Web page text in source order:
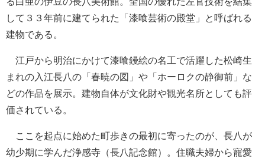
して３３年前に建てられた「漆喰芸術の殿堂」と呼ばれる
建物である。
江戸から明治にかけて漆喰鏝絵の名工で活躍した松崎生
まれの入江長八の「春暁の図」や「ホーロクの静御前」な
どの作品を展示。建物自体が文化財や観光名所としても評
価されている。
ここを起点に始めた町歩きの最初に寄ったのが、長八が
幼少期に学んだ浄感寺（長八記念館）。住職夫婦から寵愛